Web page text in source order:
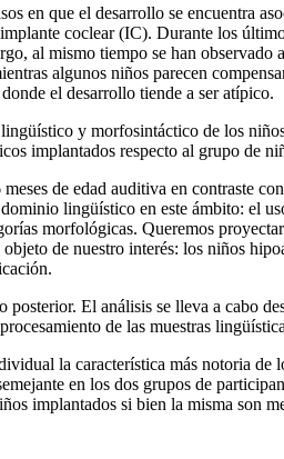
en que el desarrollo se encuentra
coclear (IC). Durante los
al mismo tiempo se han observado
algunos niños parecen
el desarrollo tiende a ser atípico.
y morfosintáctico de los
implantados respecto al grupo de
de edad auditiva en contraste
lingüístico en este ámbito: el
morfológicas. Queremos
de nuestro interés: los niños
El análisis se lleva a cabo
de las muestras
la característica más notoria de
en los dos grupos de
implantados si bien la misma son